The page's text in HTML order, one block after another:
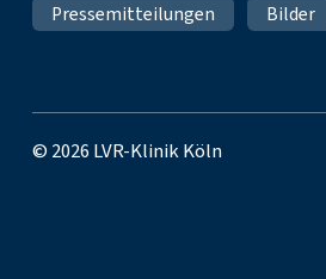
Pressemitteilungen Bilder
© 2026 LVR-Klinik Köln